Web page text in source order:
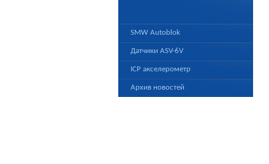
SMW Autoblok
Датчики ASV-6V
ICP акселерометр
Архив новостей